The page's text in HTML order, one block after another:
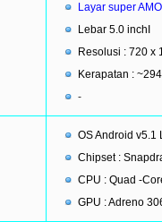
Layar super
Lebar 5.0 inchI
Resolusi : 720 x
Kerapatan :
-
OS Android v5.1
Chipset :
CPU : Quad -
GPU : Adreno